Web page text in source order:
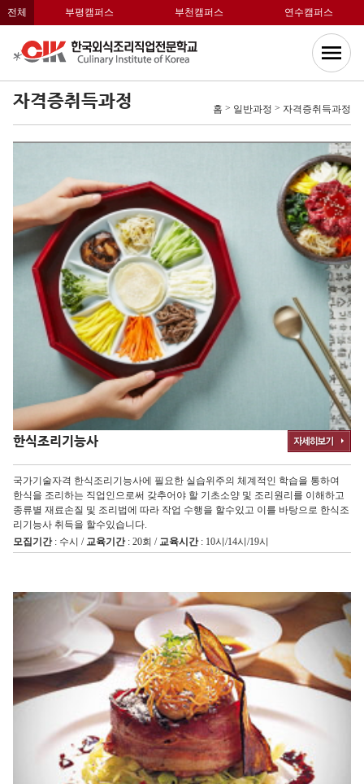
전체 부평캠퍼스 부천캠퍼스 연수캠퍼스
자격증취득과정 홈 > 일반과정 > 자격증취득과정
한식조리기능사
국가기술자격 한식조리기능사에 필요한 실습위주의 체계적인 학습을 통하여
한식을 조리하는 직업인으로써 갖추어야 할 기초소양 및 조리원리를 이해하고
종류별 재료손질 및 조리법에 따라 작업 수행을 할수있고 이를 바탕으로 한식조
리기능사 취득을 할수있습니다.
모집기간: 수시 / 교육기간: 20회 / 교육시간: 10시/14시/19시